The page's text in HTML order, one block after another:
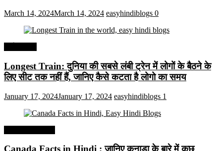
March 14, 2024March 14, 2024 easyhindiblogs 0
Longest Train: दुनिया की सबसे लंबी ट्रेन में लोगों के बैठने के
लिए सीट तक ​​नहीं हैं, जानिए कैसे कटता है लोगो का समय
January 17, 2024January 17, 2024 easyhindiblogs 1
Canada Facts in Hindi : जानिए कनाडा के बारे में कुछ